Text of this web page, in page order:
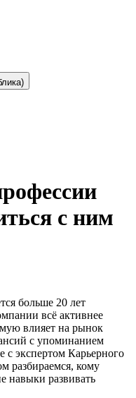
с ним
больше 20 лет
всё активнее
влияет на рынок
с упоминанием
с экспертом Карьерного
разбираемся, кому
навыки развивать